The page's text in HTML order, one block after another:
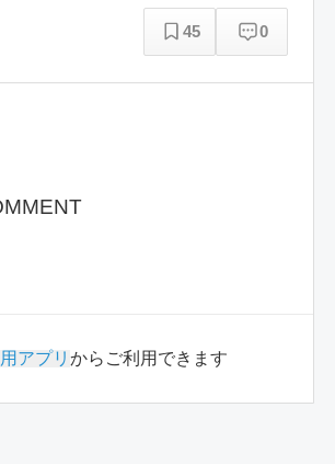
45 0
アプリ からご利用できます